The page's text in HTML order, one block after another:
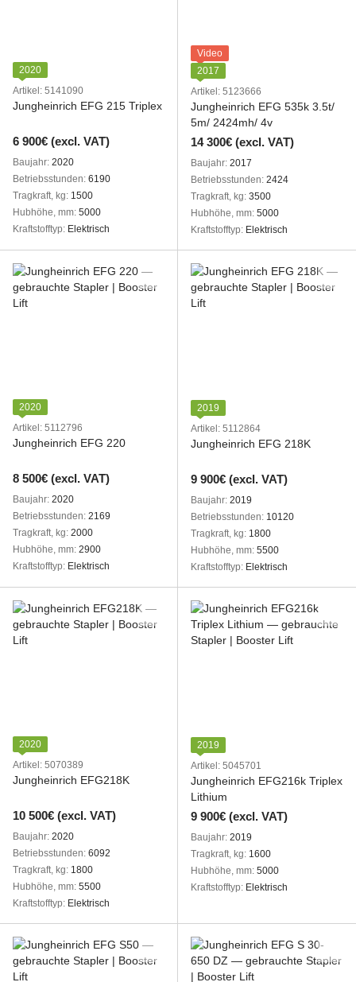
2020
Artikel: 5141090
Jungheinrich EFG 215 Triplex
6 900€ (excl. VAT)
Baujahr 2020
Betriebsstunden 6190
Tragkraft, kg 1500
Hubhöhe, mm 5000
Kraftstofftyp
Elektrisch
Video
2017
Artikel: 5123666
Jungheinrich EFG 535k 3.5t/
5m/ 2424mh/ 4v
14 300€ (excl. VAT)
Baujahr 2017
Betriebsstunden 2424
Tragkraft, kg 3500
Hubhöhe, mm 5000
Kraftstofftyp
Elektrisch
2020
Artikel: 5112796
Jungheinrich EFG 220
8 500€ (excl. VAT)
Baujahr 2020
Betriebsstunden 2169
Tragkraft, kg 2000
Hubhöhe, mm 2900
Kraftstofftyp
Elektrisch
2019
Artikel: 5112864
Jungheinrich EFG 218K
9 900€ (excl. VAT)
Baujahr 2019
Betriebsstunden 10120
Tragkraft, kg 1800
Hubhöhe, mm 5500
Kraftstofftyp
Elektrisch
2020
Artikel: 5070389
Jungheinrich EFG218K
10 500€ (excl. VAT)
Baujahr 2020
Betriebsstunden 6092
Tragkraft, kg 1800
Hubhöhe, mm 5500
Kraftstofftyp
Elektrisch
2019
Artikel: 5045701
Jungheinrich EFG216k Triplex
Lithium
9 900€ (excl. VAT)
Baujahr 2019
Tragkraft, kg 1600
Hubhöhe, mm 5000
Kraftstofftyp
Elektrisch